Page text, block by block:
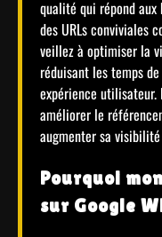
qualité qui répond
des URLs conviviales
veillez à optimiser la
réduisant les temps
expérience utilisateur.
améliorer le
augmenter sa
Pourquoi
sur Google